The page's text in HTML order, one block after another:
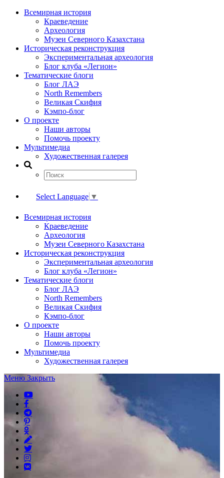
Всемирная история
Краеведение
Археология
Музеи Северного Казахстана
Историческая реконструкция
Экспериментальная археология
Блог клуба «Легион»
Тематические блоги
Блог ЛАЭ
North Remembers
Великая Скифия
Кэмпо-блог
О проекте
Наши авторы
Помочь проекту
Мультимедиа
Художественная галерея
Select Language ▼
Всемирная история
Краеведение
Археология
Музеи Северного Казахстана
Историческая реконструкция
Экспериментальная археология
Блог клуба «Легион»
Тематические блоги
Блог ЛАЭ
North Remembers
Великая Скифия
Кэмпо-блог
О проекте
Наши авторы
Помочь проекту
Мультимедиа
Художественная галерея
Меню Закрыть